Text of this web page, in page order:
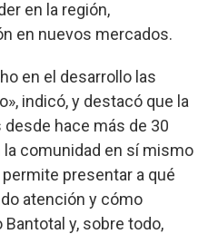
en la región,
en nuevos mercados.
en el desarrollo las
indicó, y destacó que la
hace más de 30
la comunidad en sí mismo
presentar a qué
atención y cómo
y, sobre todo,